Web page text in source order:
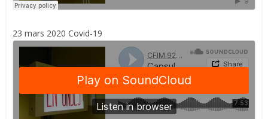
23 mars 2020 Covid-19